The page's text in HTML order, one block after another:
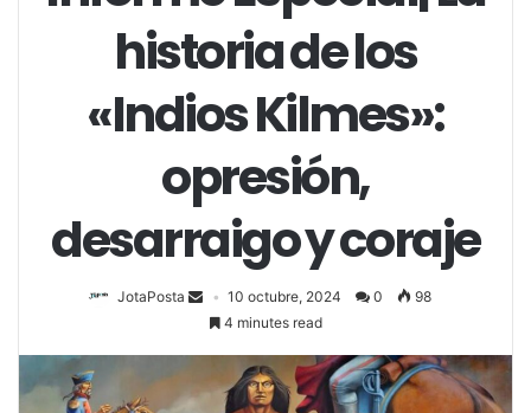
historia de los
«Indios Kilmes»:
opresión,
desarraigo y coraje
JotaPosta 10 octubre, 2024 0
98
4 minutes read